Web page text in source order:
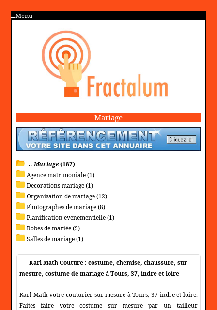
Menu
Mariage
.. Mariage(187)
Agence matrimoniale (1)
Decorations mariage (1)
Organisation de mariage (12)
Photographes de mariage (8)
Planification evenementielle (1)
Robes de mariée (9)
Salles de mariage (1)
Karl Math Couture : costume, chemise, chaussure, sur
mesure, costume de mariage à Tours, 37, indre et loire
Karl Math votre couturier sur mesure à Tours, 37 indre et loire.
Faites faire votre costume sur mesure par un tailleur